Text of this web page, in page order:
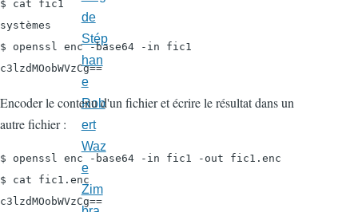
$ cat fic1
systèmes
$ openssl enc -base64 -in fic1
c3lzdMOobWVzCg==
Encoder le contenu d'un fichier et écrire le résultat dans un
autre fichier :
$ openssl enc -base64 -in fic1 -out fic1.enc
$ cat fic1.enc
c3lzdMOobWVzCg==
de
Stép
han
e
Rob
ert
Waz
e
Zim